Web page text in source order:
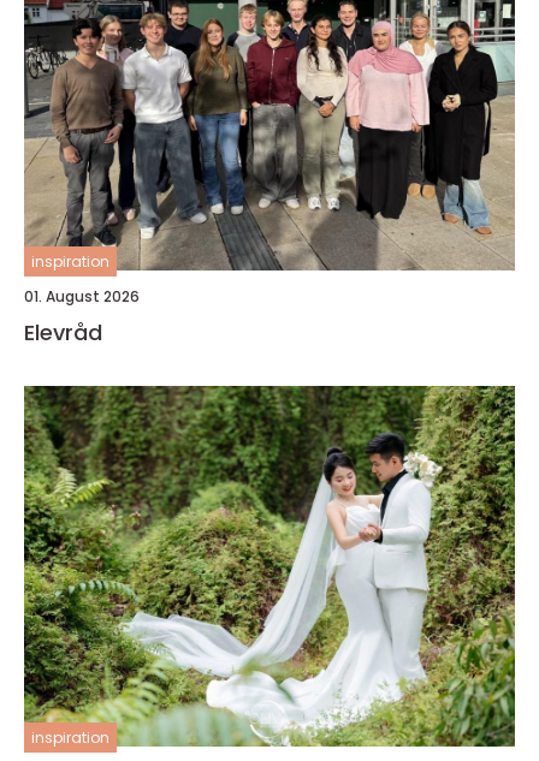
inspiration
01. August 2026
Elevråd
inspiration